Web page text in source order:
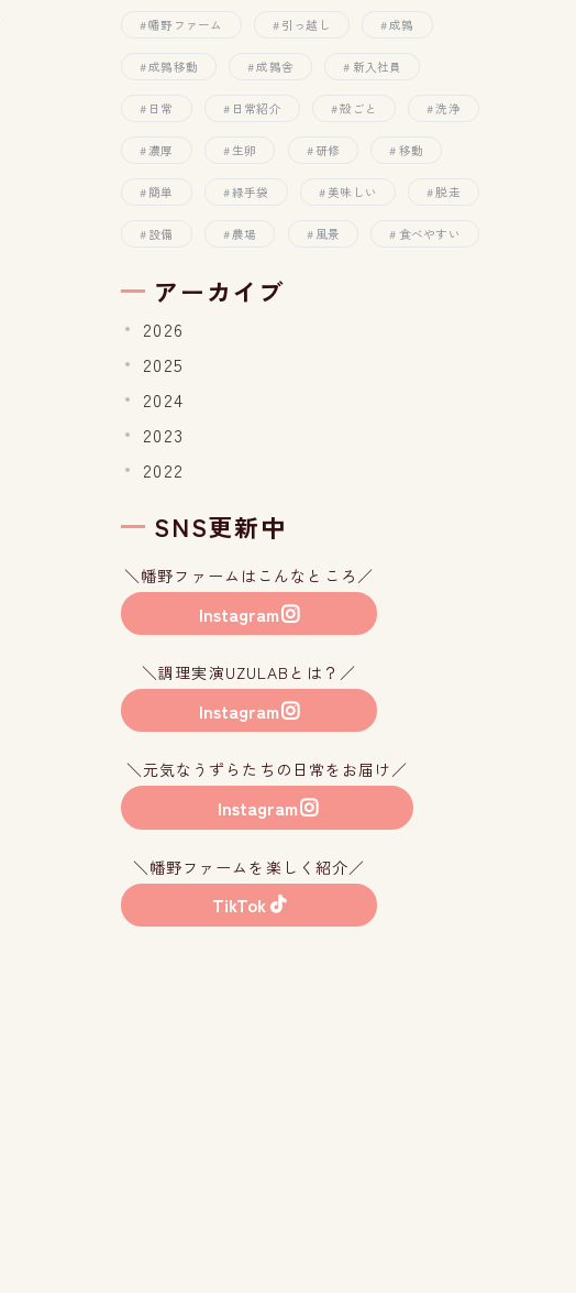
幡野ファーム 引っ越し 成鶉
成鶉移動 成鶉舎 新入社員
日常 日常紹介 殻ごと 洗浄
濃厚 生卵 研修 移動
簡単 緑手袋 美味しい 脱走
設備 農場 風景 食べやすい
アーカイブ
2026
2025
2024
2023
2022
SNS更新中
＼幡野ファームはこんなところ／
Instagram
＼調理実演UZULABとは？／
Instagram
＼元気なうずらたちの日常をお届け／
Instagram
＼幡野ファームを楽しく紹介／
TikTok